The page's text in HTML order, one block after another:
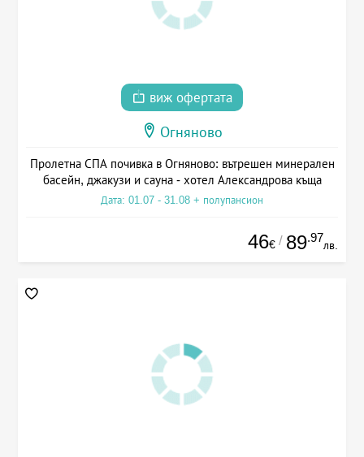
виж офертата
Огняново
Пролетна СПА почивка в Огняново: вътрешен минерален
басейн, джакузи и сауна - хотел Александрова къща
Дата: 01.07 - 31.08 + полупансион
46€ / 89.97
лв.